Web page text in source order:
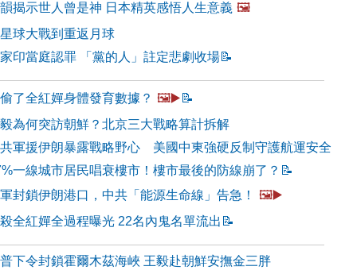
揭示世人曾是神 日本精英感悟人生意義 🖼️
球大戰到重返月球
印當庭認罪 「黨的人」註定悲劇收場📝
了全紅嬋身體發育數據？ 🖼️▶️ 📝
為何突訪朝鮮？北京三大戰略算計拆解
軍援伊朗暴露戰略野心 美國中東強硬反制守護航運安全
一線城市居民唱衰樓市！樓市最後的防線崩了？ 📝
封鎖伊朗港口，中共「能源生命線」告急！
🖼️▶️
全紅嬋全過程曝光 22名內鬼名單流出 📝
普下令封鎖霍爾木茲海峽 王毅赴朝鮮安撫金三胖